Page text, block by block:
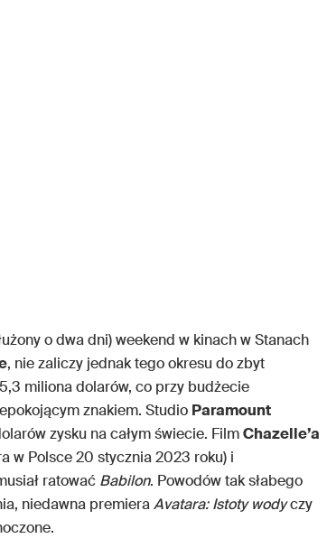
o dwa dni) weekend w kinach w Stanach
, nie zaliczy jednak tego okresu do zbyt
miliona dolarów, co przy budżecie
znakiem. Studio Paramount
zysku na całym świecie. FilmChazelle’a
w Polsce 20 stycznia 2023 roku) i
ratować Babilon. Powodów tak słabego
niedawna premieraAvatara: Istoty wodyczy